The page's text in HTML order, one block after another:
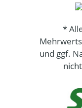
*
und ggf.